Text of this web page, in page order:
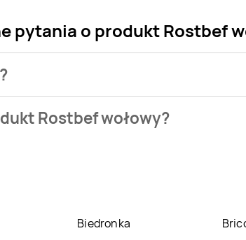
pytania o produkt Rostbef
Rostbef wołowy?
Biedronka